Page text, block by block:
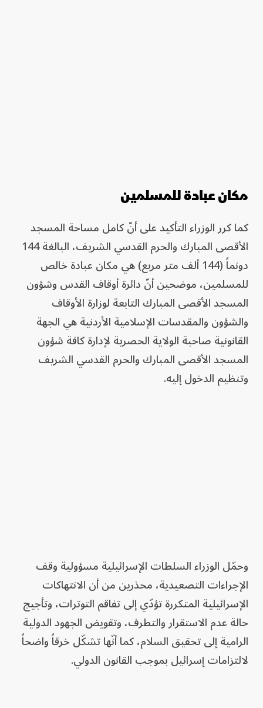
مكان عبادة للمسلمين
كما كرر الوزراء التأكيد على أنّ كامل مساحة المسجد
الأقصى المبارك والحرم القدسي الشريف، البالغة 144
دونماً (144 ألف متر مربع) هي مكان عبادة خالص
للمسلمين، موضحين أنّ دائرة أوقاف القدس وشؤون
المسجد الأقصى المبارك التابعة لوزارة الأوقاف
والشؤون والمقدسات الإسلامية الأردنية هي الجهة
القانونية صاحبة الولاية الحصرية لإدارة كافة شؤون
المسجد الأقصى المبارك والحرم القدسي الشريف
وتنظيم الدخول إليه.
وحمّل الوزراء السلطات الإسرائيلية مسؤولية وقف
الإجراءات التصعيدية، محذرين من أن الانتهاكات
الإسرائيلية المتكررة تؤدّي إلى تفاقم التوترات، وتأجيج
حالة عدم الاستقرار والتطرف، وتقويض الجهود الدولية
الرامية إلى تحقيق السلام، كما أنّها تشكّل خرقاً واضحاً
لالتزامات إسرائيل بموجب القانون الدولي.